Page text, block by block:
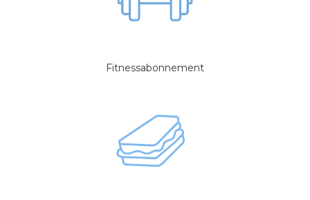
Fitnessabonnement